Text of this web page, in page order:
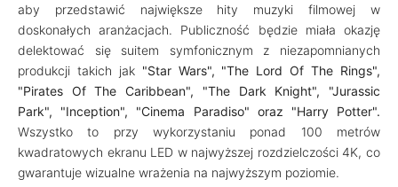
aby przedstawić największe hity muzyki filmowej w
doskonałych aranżacjach. Publiczność będzie miała okazję
delektować się suitem symfonicznym z niezapomnianych
produkcji takich jak "Star Wars", "The Lord Of The Rings",
"Pirates Of The Caribbean", "The Dark Knight", "Jurassic
Park", "Inception", "Cinema Paradiso" oraz "Harry Potter".
Wszystko to przy wykorzystaniu ponad 100 metrów
kwadratowych ekranu LED w najwyższej rozdzielczości 4K, co
gwarantuje wizualne wrażenia na najwyższym poziomie.